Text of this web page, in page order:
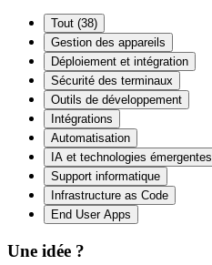
Tout (38)
Gestion des appareils
Déploiement et intégration
Sécurité des terminaux
Outils de développement
Intégrations
Automatisation
IA et technologies émergentes
Support informatique
Infrastructure as Code
End User Apps
Une idée ?